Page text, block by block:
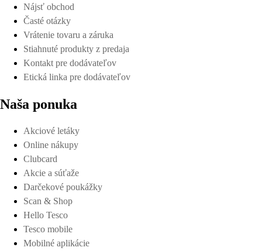
Nájsť obchod
Časté otázky
Vrátenie tovaru a záruka
Stiahnuté produkty z predaja
Kontakt pre dodávateľov
Etická linka pre dodávateľov
Naša ponuka
Akciové letáky
Online nákupy
Clubcard
Akcie a súťaže
Darčekové poukážky
Scan & Shop
Hello Tesco
Tesco mobile
Mobilné aplikácie